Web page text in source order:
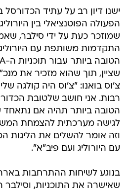
ישנו דיון רב על עתיד הכדורסל
שמוזכר כעת על ידי סילבר,
התקדמות משותפת עם
שציין, תוך שהוא מזכיר את
רבות. אני חושב שלטובת
הטובה ביותר תהיה אם נתאחד עם
לגישה מערכתית להצמחת
וזה אומר להשלים את הליגות
עם היורוליג ועם פיב"א".
בנוגע לשיחות ההתרחבות
שאישרה את התוכניות,